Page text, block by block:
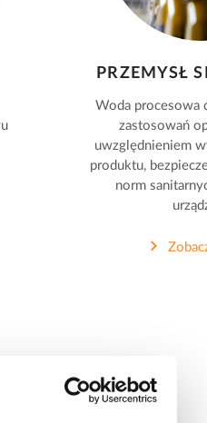
PRZEMYSŁ
Woda procesowa
zastosowań
uwzględnieniem
produktu,
norm